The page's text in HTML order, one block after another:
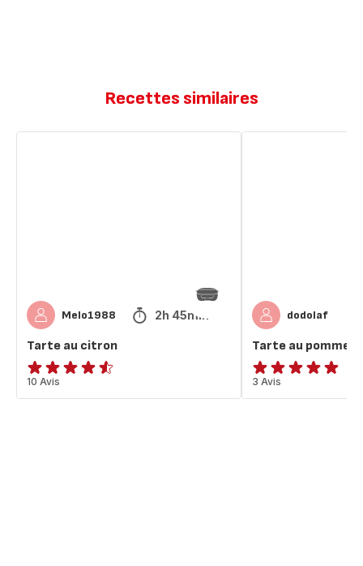
Recettes similaires
Melo1988 2h 45min
Tarte au citron
ratings.4.5
10 Avis
dodolaf
Tarte au pomme
Avis
5
3 Avis